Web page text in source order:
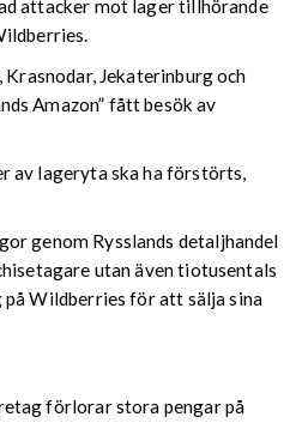
attacker mot lager tillhörande
Krasnodar, Jekaterinburg och
Amazon” fått besök av
av lageryta ska ha förstörts,
genom Rysslands detaljhandel
utan även tiotusentals
Wildberries för att sälja sina
förlorar stora pengar på